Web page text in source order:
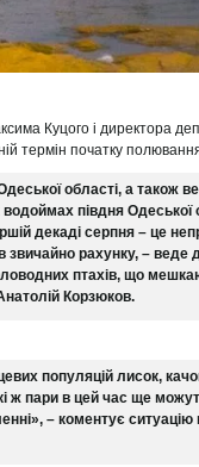
Куцого і директора
термін початку
області, а також
півдня Одеської
декаді серпня – це
звичайно рахунку, – веде
птахів, що
Корзюков.
популяцій лисок,
ж пари в цей час ще
– коментує ситуацію